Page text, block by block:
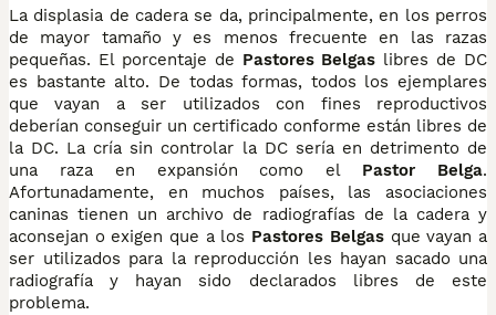
La displasia de cadera se da, principalmente, en los perros
de mayor tamaño y es menos frecuente en las razas
pequeñas. El porcentaje de Pastores Belgas libres de DC
es bastante alto. De todas formas, todos los ejemplares
que vayan a ser utilizados con fines reproductivos
deberían conseguir un certificado conforme están libres de
la DC. La cría sin controlar la DC sería en detrimento de
una raza en expansión como el Pastor Belga.
Afortunadamente, en muchos países, las asociaciones
caninas tienen un archivo de radiografías de la cadera y
aconsejan o exigen que a los Pastores Belgasque vayan a
ser utilizados para la reproducción les hayan sacado una
radiografía y hayan sido declarados libres de este
problema.